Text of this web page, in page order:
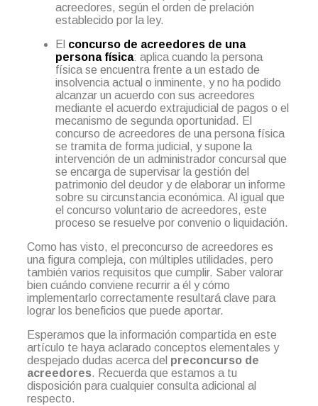
acreedores, según el orden de prelación
establecido por la ley.
El concurso de acreedores de una
persona física: aplica cuando la persona
física se encuentra frente a un estado de
insolvencia actual o inminente, y no ha podido
alcanzar un acuerdo con sus acreedores
mediante el acuerdo extrajudicial de pagos o el
mecanismo de segunda oportunidad. El
concurso de acreedores de una persona física
se tramita de forma judicial, y supone la
intervención de un administrador concursal que
se encarga de supervisar la gestión del
patrimonio del deudor y de elaborar un informe
sobre su circunstancia económica. Al igual que
el concurso voluntario de acreedores, este
proceso se resuelve por convenio o liquidación.
Como has visto, el preconcurso de acreedores es
una figura compleja, con múltiples utilidades, pero
también varios requisitos que cumplir. Saber valorar
bien cuándo conviene recurrir a él y cómo
implementarlo correctamente resultará clave para
lograr los beneficios que puede aportar.
Esperamos que la información compartida en este
artículo te haya aclarado conceptos elementales y
despejado dudas acerca del preconcurso de
acreedores. Recuerda que estamos a tu
disposición para cualquier consulta adicional al
respecto.